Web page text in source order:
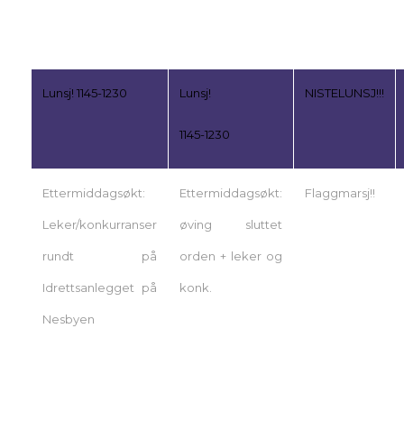
Lunsj! 1145-1230 Lunsj!
1145-1230
NISTELUNSJ!!!
Ettermiddagsøkt:
Leker/konkurranser
rundt på
Idrettsanlegget på
Nesbyen
Ettermiddagsøkt:
øving sluttet
orden + leker og
konk.
Flaggmarsj!!